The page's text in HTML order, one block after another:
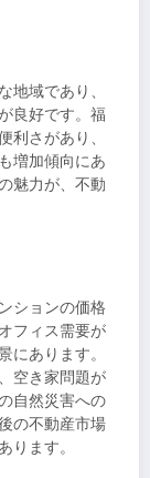
域であり、
良好です。福
利さがあり、
増加傾向にあ
魅力が、不動
ションの価格
フィス需要が
にあります。
空き家問題が
自然災害への
の不動産市場
ります。